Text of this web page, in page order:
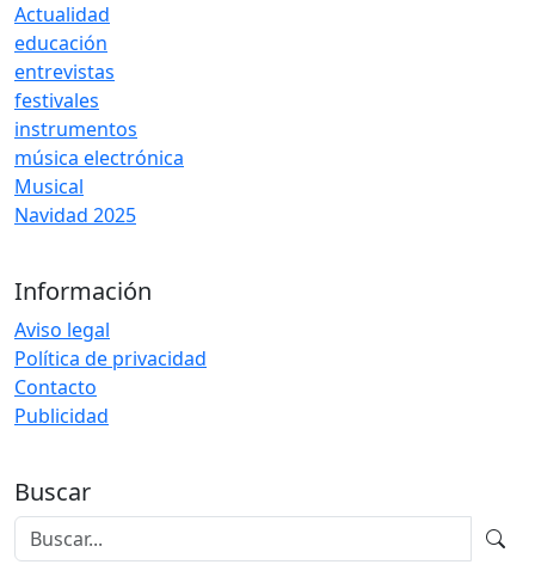
Actualidad
educación
entrevistas
festivales
instrumentos
música electrónica
Musical
Navidad 2025
Información
Aviso legal
Política de privacidad
Contacto
Publicidad
Buscar